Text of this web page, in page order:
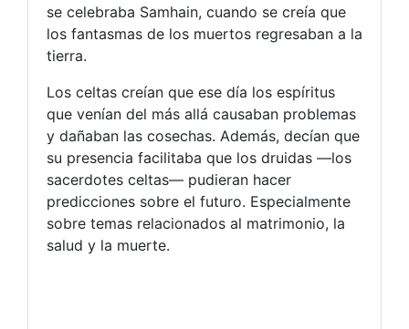
se celebraba Samhain, cuando se creía que
los fantasmas de los muertos regresaban a la
tierra.
Los celtas creían que ese día los espíritus
que venían del más allá causaban problemas
y dañaban las cosechas. Además, decían que
su presencia facilitaba que los druidas —los
sacerdotes celtas— pudieran hacer
predicciones sobre el futuro. Especialmente
sobre temas relacionados al matrimonio, la
salud y la muerte.